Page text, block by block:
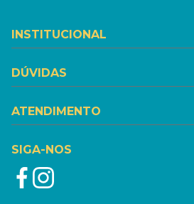
INSTITUCIONAL
DÚVIDAS
ATENDIMENTO
SIGA-NOS